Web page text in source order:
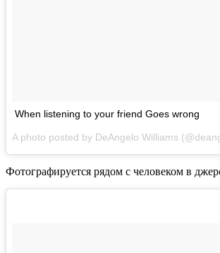
When listening to your friend Goes wrong
Фотографируется рядом с человеком в